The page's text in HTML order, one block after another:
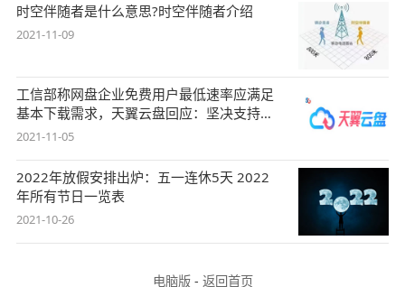
时空伴随者是什么意思?时空伴随者介绍
2021-11-09
工信部称网盘企业免费用户最低速率应满足
基本下载需求，天翼云盘回应：坚决支持，
始终
2021-11-05
2022年放假安排出炉：五一连休5天 2022
年所有节日一览表
2021-10-26
电脑版- 返回首页